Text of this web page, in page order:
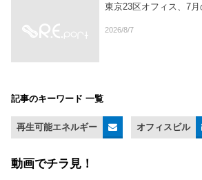
東京23区オフィス、7
2026/8/7
記事のキーワード 一覧
再生可能エネルギー オフィスビル
動画でチラ見！